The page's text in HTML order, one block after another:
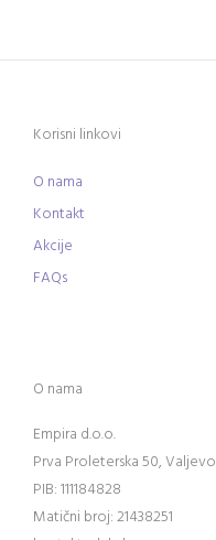
Korisni linkovi
O nama
Kontakt
Akcije
FAQs
O nama
Empira d.o.o.
Prva Proleterska 50, Valjevo
PIB: 111184828
Matični broj: 21438251